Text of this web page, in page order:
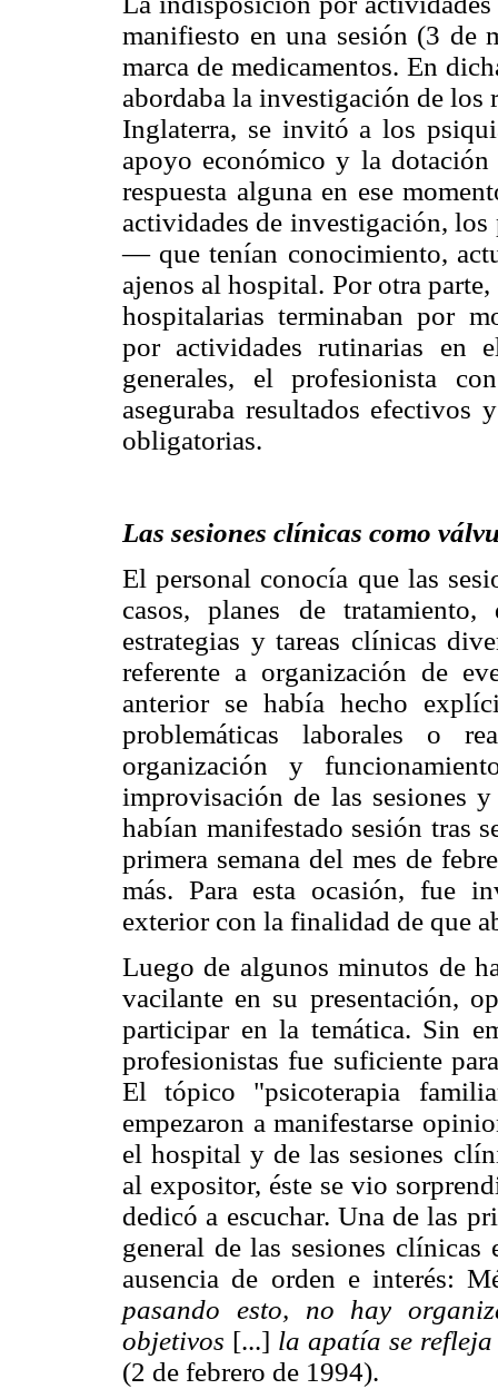
manifiesto en una sesión (3 de
marca de medicamentos. En
abordaba la investigación de los
Inglaterra, se invitó a los
apoyo económico y la
respuesta alguna en ese
actividades de investigación,
— que tenían conocimiento,
ajenos al hospital. Por otra
hospitalarias terminaban por
por actividades rutinarias en
generales, el profesionista
aseguraba resultados efectivos
obligatorias.
Las sesiones clínicas como
El personal conocía que las
casos, planes de tratamiento,
estrategias y tareas clínicas
referente a organización de
anterior se había hecho
problemáticas laborales o
organización y
improvisación de las sesiones
habían manifestado sesión tras
primera semana del mes de
más. Para esta ocasión, fue
exterior con la finalidad de que
Luego de algunos minutos de
vacilante en su presentación,
participar en la temática. Sin
profesionistas fue suficiente
El tópico "psicoterapia
empezaron a manifestarse
el hospital y de las sesiones
al expositor, éste se vio
dedicó a escuchar. Una de las
general de las sesiones clínicas
ausencia de orden e interés:
pasando esto, no hay
objetivos [...] la apatía se refleja
(2 de febrero de 1994).